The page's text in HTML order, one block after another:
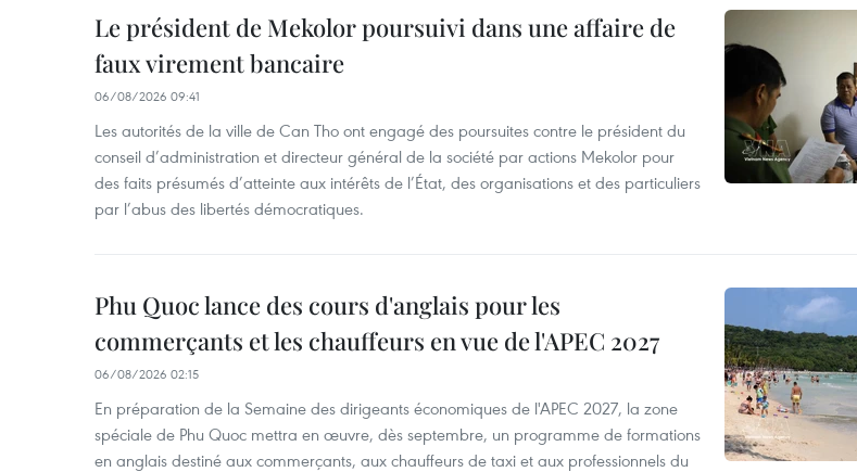
Le président de Mekolor poursuivi dans une affaire de
faux virement bancaire
06/08/2026 09:41
Les autorités de la ville de Can Tho ont engagé des poursuites contre le président du
conseil d’administration et directeur général de la société par actions Mekolor pour
des faits présumés d’atteinte aux intérêts de l’État, des organisations et des particuliers
par l’abus des libertés démocratiques.
Phu Quoc lance des cours d'anglais pour les
commerçants et les chauffeurs en vue de l'APEC 2027
06/08/2026 02:15
En préparation de la Semaine des dirigeants économiques de l'APEC 2027, la zone
spéciale de Phu Quoc mettra en œuvre, dès septembre, un programme de formations
en anglais destiné aux commerçants, aux chauffeurs de taxi et aux professionnels du